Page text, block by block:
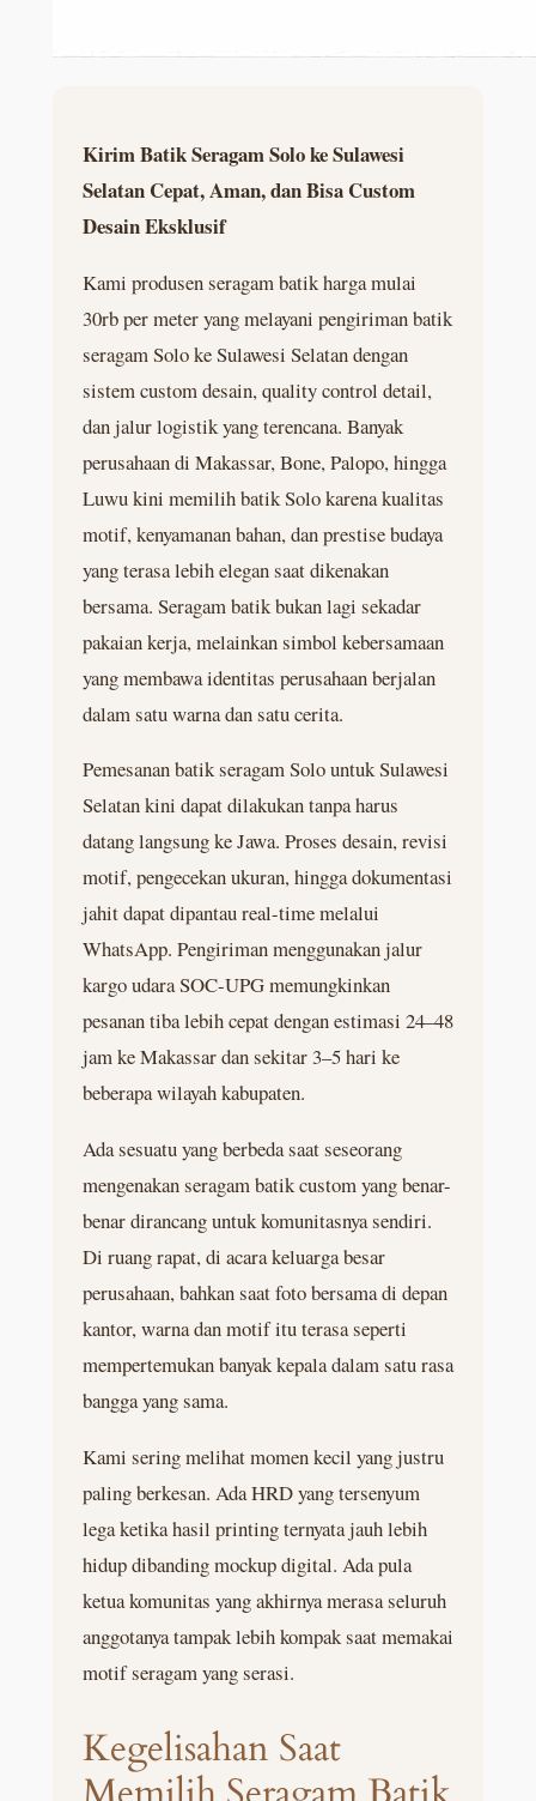
Kirim Batik Seragam Solo ke Sulawesi
Selatan Cepat, Aman, dan Bisa Custom
Desain Eksklusif
Kami produsen seragam batik harga mulai
30rb per meter yang melayani pengiriman batik
seragam Solo ke Sulawesi Selatan dengan
sistem custom desain, quality control detail,
dan jalur logistik yang terencana. Banyak
perusahaan di Makassar, Bone, Palopo, hingga
Luwu kini memilih batik Solo karena kualitas
motif, kenyamanan bahan, dan prestise budaya
yang terasa lebih elegan saat dikenakan
bersama. Seragam batik bukan lagi sekadar
pakaian kerja, melainkan simbol kebersamaan
yang membawa identitas perusahaan berjalan
dalam satu warna dan satu cerita.
Pemesanan batik seragam Solo untuk Sulawesi
Selatan kini dapat dilakukan tanpa harus
datang langsung ke Jawa. Proses desain, revisi
motif, pengecekan ukuran, hingga dokumentasi
jahit dapat dipantau real-time melalui
WhatsApp. Pengiriman menggunakan jalur
kargo udara SOC-UPG memungkinkan
pesanan tiba lebih cepat dengan estimasi 24–48
jam ke Makassar dan sekitar 3–5 hari ke
beberapa wilayah kabupaten.
Ada sesuatu yang berbeda saat seseorang
mengenakan seragam batik custom yang benar-
benar dirancang untuk komunitasnya sendiri.
Di ruang rapat, di acara keluarga besar
perusahaan, bahkan saat foto bersama di depan
kantor, warna dan motif itu terasa seperti
mempertemukan banyak kepala dalam satu rasa
bangga yang sama.
Kami sering melihat momen kecil yang justru
paling berkesan. Ada HRD yang tersenyum
lega ketika hasil printing ternyata jauh lebih
hidup dibanding mockup digital. Ada pula
ketua komunitas yang akhirnya merasa seluruh
anggotanya tampak lebih kompak saat memakai
motif seragam yang serasi.
Kegelisahan Saat